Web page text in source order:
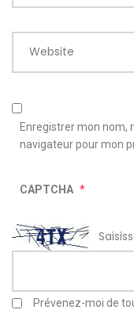
Website
Enregistrer mon nom,
navigateur pour mon
CAPTCHA *
Prévenez-moi de